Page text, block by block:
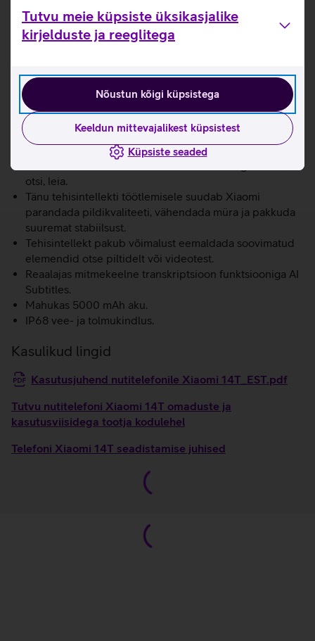
Tutvu meie küpsiste üksikasjalike
kirjelduste ja reeglitega
Nõustun kõigi küpsistega
Keeldun mittevajalikest küpsistest
Küpsiste seaded
Leica kaamerasüsteem viib pildistamise uuele tasemele.
Võimsust tagab MediaTek Dimensity 8300-Ultra
kiibistik.
AMOLED ekraan.
Kaks pildiprofiili – Leica Authentic Look ja Leica
Vibrant Look. Leica Autentic Look profiiliga säilitab pilt
tugevad kontrastid, seevastu Leica Vibrant Look
profiiliga jäävad värvid piltidel erksad, kuid samal ajal
otsi, leia.
Tänu tehisintellekti töötlemisele suudab Xiaomi
parandada pildikvaliteeti, vähendada müra ja pakkuda
suuremat stabiilsust.
Tehisintellekt pakub võimalust eemaldada soovimatud
elemendid otse piltidelt või videotest.
Reaalajas mitmekeelne transkriptsioon funktsiooniga AI
Subtitles.
Mahukas 5000 mAh aku.
IP68 vee- ja tolmukindlus.
Kasulikud lingid
Kasutusjuhend nutitelefonile Xiaomi 14T_EST.pdf
Tutvu nutitelefoni Xiaomi 14T omaduste ja
kasutusviisidega tootja kodulehel
Telefoni Xiaomi 14T seadistamise juhised